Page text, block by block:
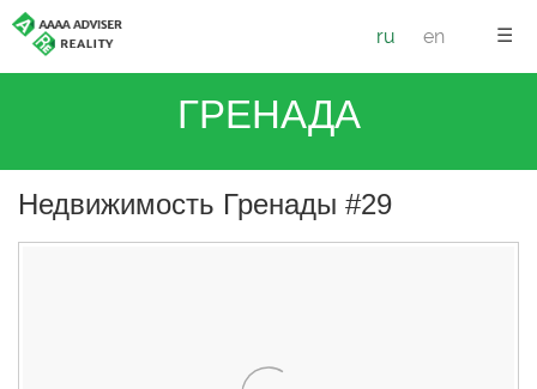
☰
ru en
ГРЕНАДА
Недвижимость Гренады #29